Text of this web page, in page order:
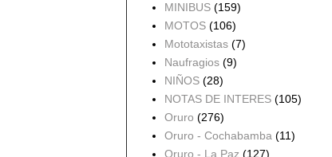
MINIBUS (159)
MOTOS (106)
Mototaxistas (7)
Naufragios (9)
NIÑOS (28)
NOTAS DE INTERES (105)
Oruro (276)
Oruro - Cochabamba (11)
Oruro - La Paz (127)